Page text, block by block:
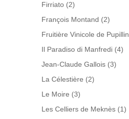
Firriato (2)
François Montand (2)
Fruitière Vinicole de Pupillin
Il Paradiso di Manfredi (4)
Jean-Claude Gallois (3)
La Célestière (2)
Le Moire (3)
Les Celliers de Meknès (1)